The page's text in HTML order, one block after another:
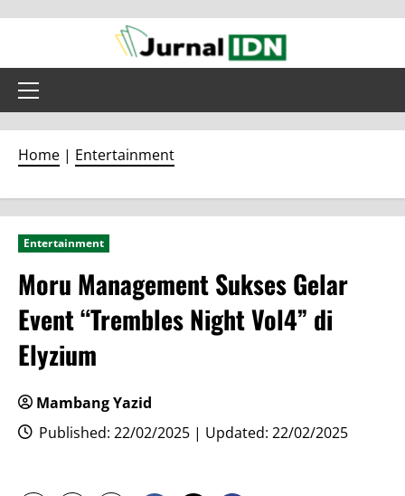
content
Primary
Home | Entertainment
Entertainment
Moru Management Sukses Gelar
Event “Trembles Night Vol4” di
Elyzium
Mambang Yazid
Published: 22/02/2025 | Updated: 22/02/2025